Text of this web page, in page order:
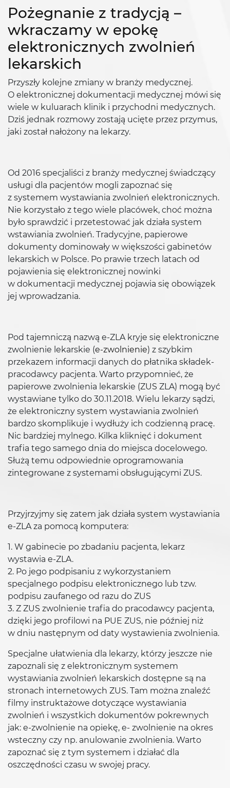
Pożegnanie z tradycją –
wkraczamy w epokę
elektronicznych zwolnień
lekarskich
Przyszły kolejne zmiany w branży medycznej.
O elektronicznej dokumentacji medycznej mówi się
wiele w kuluarach klinik i przychodni medycznych.
Dziś jednak rozmowy zostają ucięte przez przymus,
jaki został nałożony na lekarzy.
Od 2016 specjaliści z branży medycznej świadczący
usługi dla pacjentów mogli zapoznać się
z systemem wystawiania zwolnień elektronicznych.
Nie korzystało z tego wiele placówek, choć można
było sprawdzić i przetestować jak działa system
wstawiania zwolnień. Tradycyjne, papierowe
dokumenty dominowały w większości gabinetów
lekarskich w Polsce. Po prawie trzech latach od
pojawienia się elektronicznej nowinki
w dokumentacji medycznej pojawia się obowiązek
jej wprowadzania.
Pod tajemniczą nazwą e-ZLA kryje się elektroniczne
zwolnienie lekarskie (e-zwolnienie) z szybkim
przekazem informacji danych do płatnika składek-
pracodawcy pacjenta. Warto przypomnieć, że
papierowe zwolnienia lekarskie (ZUS ZLA) mogą być
wystawiane tylko do 30.11.2018. Wielu lekarzy sądzi,
że elektroniczny system wystawiania zwolnień
bardzo skomplikuje i wydłuży ich codzienną pracę.
Nic bardziej mylnego. Kilka kliknięć i dokument
trafia tego samego dnia do miejsca docelowego.
Służą temu odpowiednie oprogramowania
zintegrowane z systemami obsługującymi ZUS.
Przyjrzyjmy się zatem jak działa system wystawiania
e-ZLA za pomocą komputera:
1. W gabinecie po zbadaniu pacjenta, lekarz
wystawia e-ZLA.
2. Po jego podpisaniu z wykorzystaniem
specjalnego podpisu elektronicznego lub tzw.
podpisu zaufanego od razu do ZUS
3. Z ZUS zwolnienie trafia do pracodawcy pacjenta,
dzięki jego profilowi na PUE ZUS, nie później niż
w dniu następnym od daty wystawienia zwolnienia.
Specjalne ułatwienia dla lekarzy, którzy jeszcze nie
zapoznali się z elektronicznym systemem
wystawiania zwolnień lekarskich dostępne są na
stronach internetowych ZUS. Tam można znaleźć
filmy instruktażowe dotyczące wystawiania
zwolnień i wszystkich dokumentów pokrewnych
jak: e-zwolnienie na opiekę, e- zwolnienie na okres
wsteczny czy np. anulowanie zwolnienia. Warto
zapoznać się z tym systemem i działać dla
oszczędności czasu w swojej pracy.